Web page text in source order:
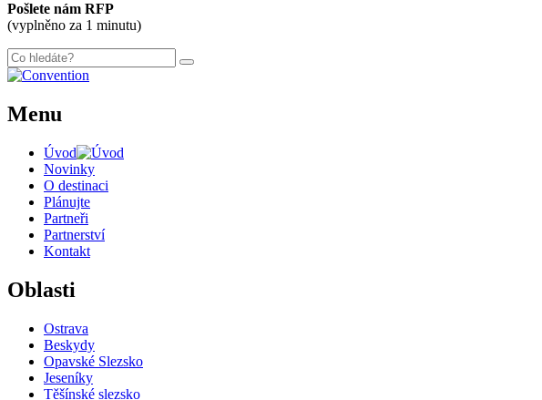
Pošlete nám RFP
(vyplněno za 1 minutu)
Menu
Úvod
Novinky
O destinaci
Plánujte
Partneři
Partnerství
Kontakt
Oblasti
Ostrava
Beskydy
Opavské Slezsko
Jeseníky
Těšínské slezsko